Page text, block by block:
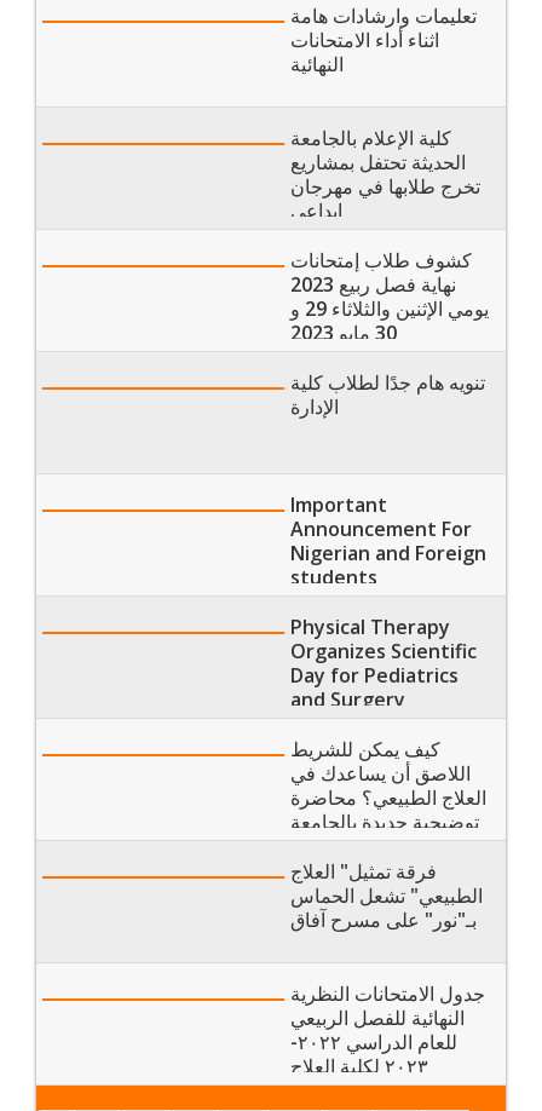
تعليمات وارشادات هامة
اثناء أداء الامتحانات
النهائية
كلية الإعلام بالجامعة
الحديثة تحتفل بمشاريع
تخرج طلابها في مهرجان
إبداعي
كشوف طلاب إمتحانات
نهاية فصل ربيع 2023
يومي الإثنين والثلاثاء 29 و
30 مايو 2023
تنويه هام جدًا لطلاب كلية
الإدارة
Important
Announcement For
Nigerian and Foreign
students
Physical Therapy
Organizes Scientific
Day for Pediatrics
and Surgery
Department and
Honors Elite Group
of Scientists
كيف يمكن للشريط
اللاصق أن يساعدك في
العلاج الطبيعي؟ محاضرة
توضيحية جديدة بالجامعة
الحديثة
فرقة تمثيل" العلاج
الطبيعي" تشعل الحماس
بـ"نور" على مسرح آفاق
جدول الامتحانات النظرية
النهائية للفصل الربيعي
للعام الدراسي ٢٠٢٢-
٢٠٢٣ لكلية العلاج
الطبيعي